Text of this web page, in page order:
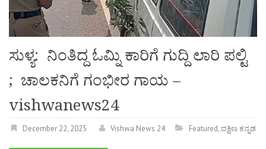
ಸುಳ್ಯ: ನಿಂತಿದ್ದ ಓಮ್ನಿ ಕಾರಿಗೆ ಗುದ್ದಿ ಲಾರಿ ಪಲ್ಟಿ
; ಚಾಲಕನಿಗೆ ಗಂಭೀರ ಗಾಯ –
vishwanews24
December 22, 2025 Vishwa News 24 Featured,ದಕ್ಷಿಣ ಕನ್ನಡ